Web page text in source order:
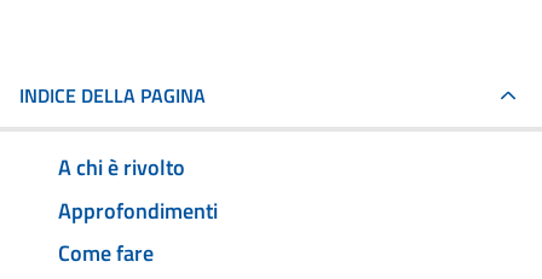
INDICE DELLA PAGINA
A chi è rivolto
Approfondimenti
Come fare